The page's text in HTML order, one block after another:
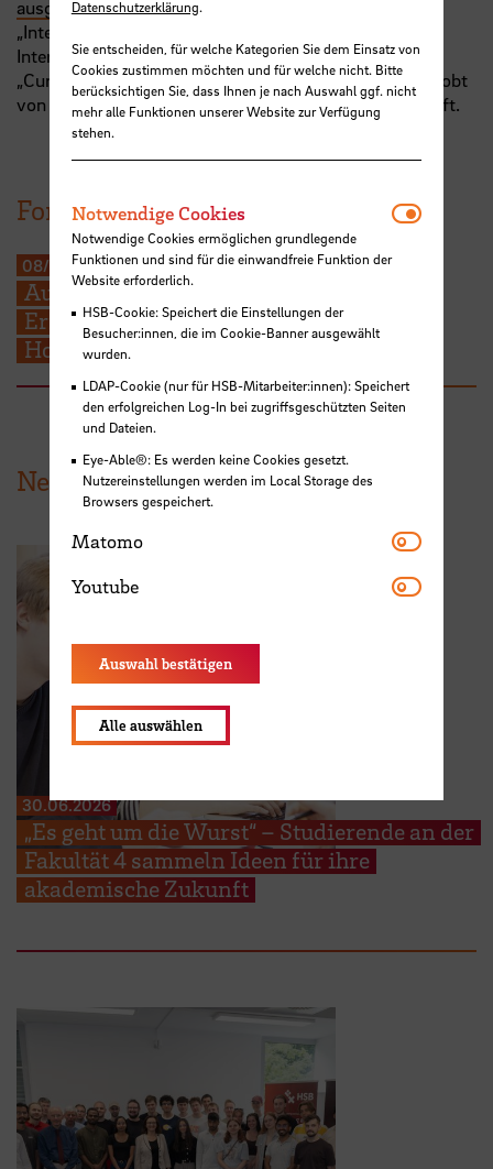
ausgezeichnete Lehre 2024
„Interdisziplinäres Lehr-Tandem zur
Internationalisierung@Home“ in der Kategorie
„Curriculare Innovationen und Team-Teaching“. Ausgelobt
von der Senatorin für Umwelt, Klima und Wissenschaft.
Forschungsprojekt
08/2022-12/2022
Aus der Hochschule in den Beruf.
Erfahrungsberichte von Alumni/ae der
Hochschule Bremen
News aus der HSB
30.06.2026
„Es geht um die Wurst“ – Studierende an der
Fakultät 4 sammeln Ideen für ihre
akademische Zukunft
Datenschutzerklärung.
Sie entscheiden, für welche Kategorien Sie dem Einsatz von
Cookies zustimmen möchten und für welche nicht. Bitte
berücksichtigen Sie, dass Ihnen je nach Auswahl ggf. nicht
mehr alle Funktionen unserer Website zur Verfügung
stehen.
Notwendige Cookies
Notwendige Cookies ermöglichen grundlegende
Funktionen und sind für die einwandfreie Funktion der
Website erforderlich.
HSB-Cookie: Speichert die Einstellungen der
Besucher:innen, die im Cookie-Banner ausgewählt
wurden.
LDAP-Cookie (nur für HSB-Mitarbeiter:innen): Speichert
den erfolgreichen Log-In bei zugriffsgeschützten Seiten
und Dateien.
Eye-Able®: Es werden keine Cookies gesetzt.
Nutzereinstellungen werden im Local Storage des
Browsers gespeichert.
Matomo Matomo
Youtube Youtube
Auswahl bestätigen
Alle auswählen